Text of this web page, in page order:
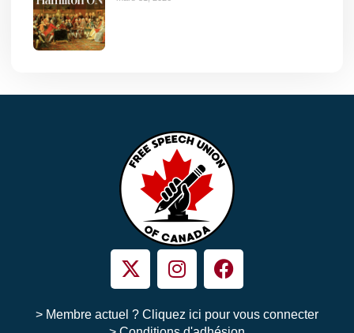
> Membre actuel ? Cliquez ici pour vous connecter